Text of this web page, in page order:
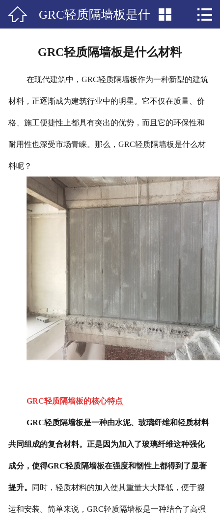
 网站首页
 GRC轻质隔墙板是什
么材料
 
GRC轻质隔墙板是什么材料
在现代建筑中，GRC轻质隔墙板作为一种新型的建筑
材料，正逐渐成为建筑行业中的明星。它不仅在质量、价
格、施工便捷性上都具有突出的优势，而且它的环保性和
耐用性也深受市场青睐。那么，GRC轻质隔墙板是什么材
料呢？
GRC轻质隔墙板的核心特点
GRC轻质隔墙板是一种由水泥、玻璃纤维和轻质材料
共同组成的复合材料。正是因为加入了玻璃纤维这种强化
成分，使得GRC轻质隔墙板在强度和韧性上都得到了显著
提升。 同时，轻质材料的加入使其重量大大降低，便于搬
运和安装。简单来说，GRC轻质隔墙板是一种结合了高强